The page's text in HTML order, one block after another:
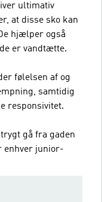
ultimativ
at disse sko kan
hjælper også
er vandtætte.
følelsen af og
samtidig
responsivitet.
gå fra gaden
enhver junior-